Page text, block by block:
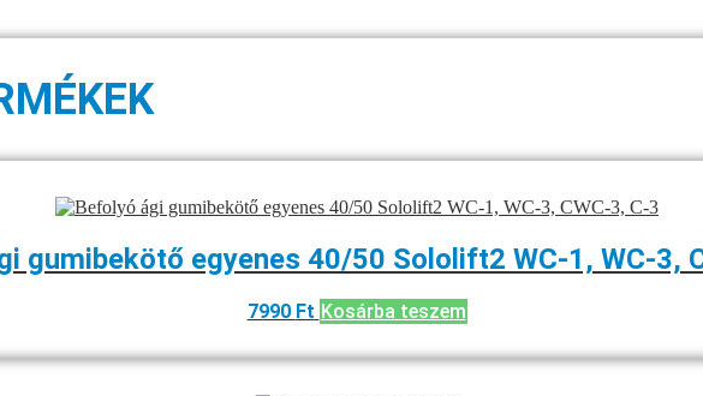
gumibekötő egyenes 40/50 Sololift2 WC-1, WC-3,
7990 Ft Kosárba teszem